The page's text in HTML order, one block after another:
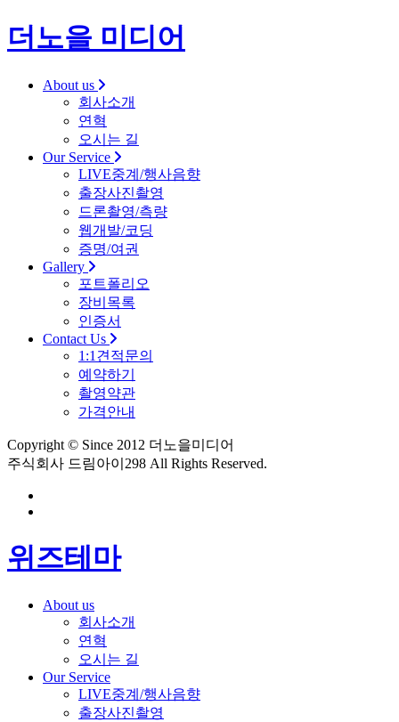
더노을 미디어
About us
회사소개
연혁
오시는 길
Our Service
LIVE중계/행사음향
출장사진촬영
드론촬영/측량
웹개발/코딩
증명/여권
Gallery
포트폴리오
장비목록
인증서
Contact Us
1:1견적문의
예약하기
촬영약관
가격안내
Copyright © Since 2012 더노을미디어
주식회사 드림아이298 All Rights Reserved.
위즈테마
About us
회사소개
연혁
오시는 길
Our Service
LIVE중계/행사음향
출장사진촬영